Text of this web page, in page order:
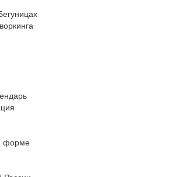
форме